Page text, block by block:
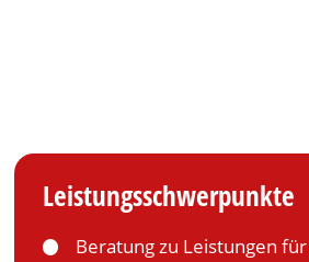
Leistungsschwerpunkte
Beratung zu Leistungen